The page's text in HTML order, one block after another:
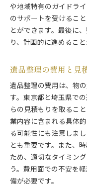
東京と埼玉
専門家との
遺品整理の
や地域特有のガイドラ
のサポートを受けるこ
とができます。最後に
り、計画的に進めること
遺品整理の費用と見
遺品整理の費用は、物
す。東京都と埼玉県で
らの見積もりを取るこ
業内容に含まれる具体
る可能性にも注意しま
とも重要です。また、
ため、適切なタイミン
う。費用面での不安を
備が必要です。